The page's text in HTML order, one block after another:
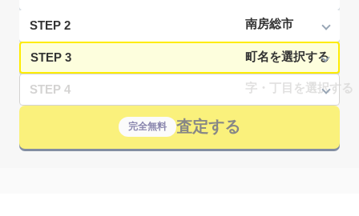
STEP 2
STEP 3
STEP 4
完全無料 査定する